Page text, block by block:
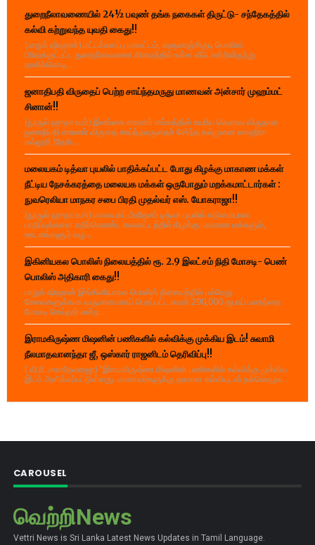
துறைநீலாவணையில் 24½ பவுண் தங்க நகைகள் திருட்டு- சந்தேகத்தில்
கல்வி கற்றுவந்த யுவதி கைது!!
(பாறுக் ஷிஹான்) மட்டக்களப்பு மாவட்டம், களுவாஞ்சிகுடி பொலிஸ்
பிரிவுக்குட்பட்ட துறைநீலாவணை கிராமத்தில் உள்ள வீடொன்றிலிருந்து
தாலிக்கொடி,...
ஜனாதிபதி விருதைப் பெற்ற சாய்ந்தமருது மாணவன் அன்சார் முஹம்மட்
சினான்!!
(நூருல் ஹுதா உமர்) இலங்கை சாரணர் சங்கத்தின் உயரிய கௌரவ விருதான
ஜனாதிபதி சாரணர் விருதை சாய்ந்தமருதைச் சேர்ந்த கல்முனை ஸாஹிரா
கல்லூரி (தேசி...
மலையகம் டித்வா புயலில் பாதிக்கப்பட்ட போது கிழக்கு மாகாண மக்கள்
நீட்டிய நேசக்கரத்தை மலையக மக்கள் ஒருபோதும் மறக்கமாட்டார்கள் :
நுவரெலியா மாநகர சபை பிரதி முதல்வர் எஸ். யோகராஜா!!
(நூருல் ஹுதா உமர்) மலையகப் பிரதேசம் டித்வா புயலில் கடுமையான
பாதிப்புக்களை எதிர்கொண்ட காலகட்டத்தில் கிழக்கு மாகாண மக்களும்,
ஊடகங்களும் வழ...
இகினியகல பொலிஸ் நிலையத்தில் ரூ. 2.9 இலட்சம் நிதி மோசடி- பெண்
பொலிஸ் அதிகாரி கைது!!
பாறுக் ஷிஹான் இங்கினியாகல பொலிஸ் நிலையத்தில் பல்வேறு
சேவைகளுக்காக வருமானமாகப் பெறப்பட்ட சுமார் 290,000 ரூபாய் பணத்தை
மோசடி செய்தார் என்ற...
இராமகிருஷ்ண மிஷனின் பணிகளில் கல்விக்கு முக்கிய இடம்! சுவாமி
நீலமாதவானந்தா ஜீ, ஒஸ்கார் ராஜனிடம் தெரிவிப்பு!!
( வி.ரி. சகாதேவராஜா) "இராமகிருஷ்ண மிஷனின் பணிகளில் கல்விக்கு முக்கிய
இடம் அளிக்கப்பட்டுள்ளது. மாணவர்களுக்கு தரமான கல்வியுடன் நல்லொழுக...
CAROUSEL
வெற்றிNews
Vettri News is Sri Lanka Latest News Updates in Tamil Language.